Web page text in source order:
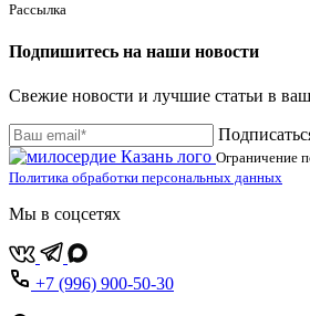
Рассылка
Подпишитесь на наши новости
Свежие новости и лучшие статьи в
Ограничение
Политика обработки персональных данных
Мы в соцсетях
+7 (996) 900-50-30